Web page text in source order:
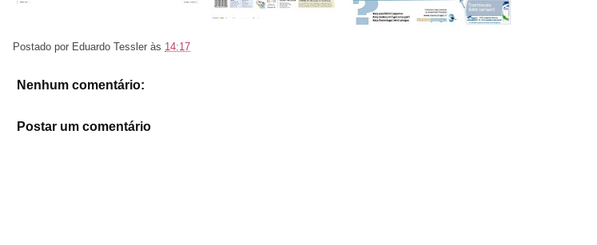
Postado por Eduardo Tessler às 14:17
Nenhum comentário:
Postar um comentário